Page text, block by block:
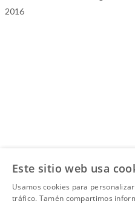
2016
Este sitio web usa
Usamos cookies para
tráfico. Tamén compartimos